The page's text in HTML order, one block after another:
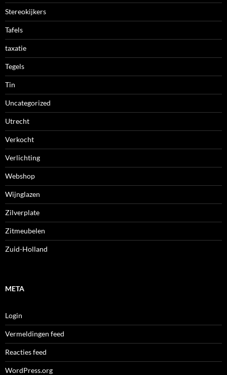
Stereokijkers
Tafels
taxatie
Tegels
Tin
Uncategorized
Utrecht
Verkocht
Verlichting
Webshop
Wijnglazen
Zilverplate
Zitmeubelen
Zuid-Holland
META
Login
Vermeldingen feed
Reacties feed
WordPress.org